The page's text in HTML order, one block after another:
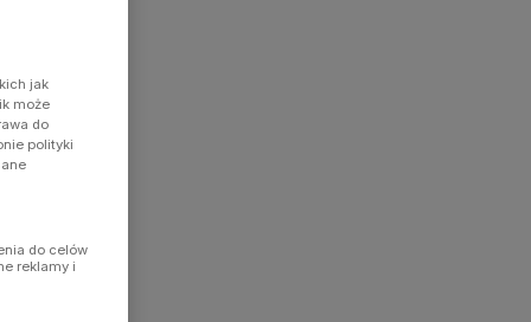
jak
może
do
polityki
do celów
reklamy i